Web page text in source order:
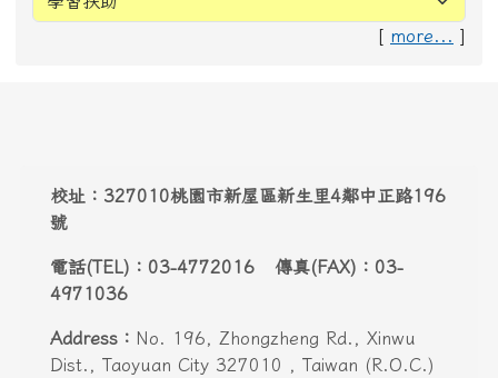
Email:webmaster@snwes.tyc.edu.tw